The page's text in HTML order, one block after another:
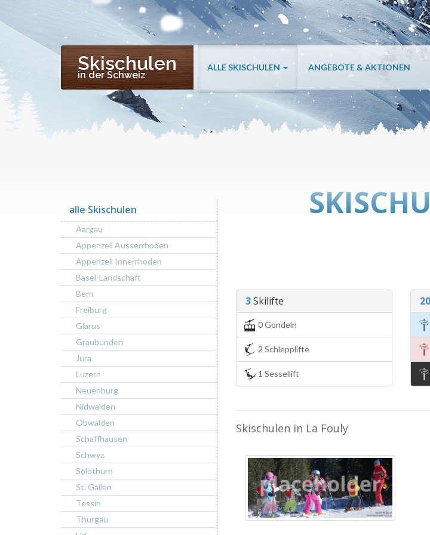
Skischulen
in der Schweiz
ALLE SKISCHULEN ANGEBOTE & AKTIONEN
3Skilifte
0 Gondeln
2 Schlepplifte
1 Sessellift
Skischulen in La Fouly
alle Skischulen
Aargau
Appenzell Ausserrhoden
Appenzell Innerrhoden
Basel-Landschaft
Bern
Freiburg
Glarus
Graubunden
Jura
Luzern
Neuenburg
Nidwalden
Obwalden
Schaffhausen
Schwyz
Solothurn
St. Gallen
Tessin
Thurgau